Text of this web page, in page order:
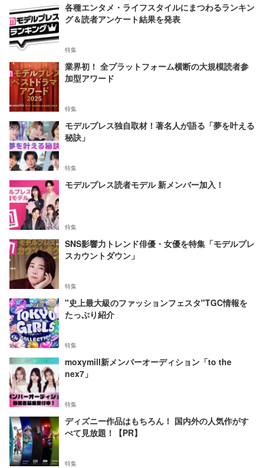
各種エンタメ・ライフスタイルにまつわるランキン
グ＆読者アンケート結果を発表
特集
業界初！ 全プラットフォーム横断の大規模読者参
加型アワード
特集
モデルプレス独自取材！著名人が語る「夢を叶える
秘訣」
特集
モデルプレス読者モデル 新メンバー加入！
特集
SNS影響力トレンド俳優・女優を特集「モデルプレ
スカウントダウン」
特集
"史上最大級のファッションフェスタ"TGC情報を
たっぷり紹介
特集
moxymill新メンバーオーディション「to the
nex7」
特集
ディズニー作品はもちろん！ 国内外の人気作がす
べて見放題！【PR】
特集